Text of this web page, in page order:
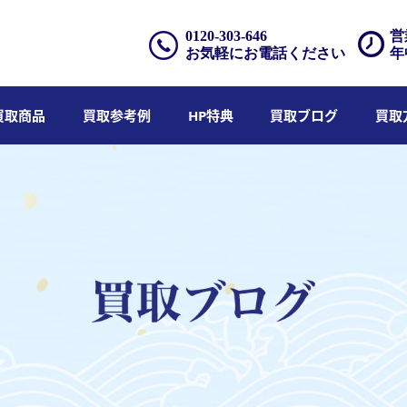
営
年
0120-303-646
お気軽にお電話ください
取商品 買取参考例 HP特典 買取ブログ 買取